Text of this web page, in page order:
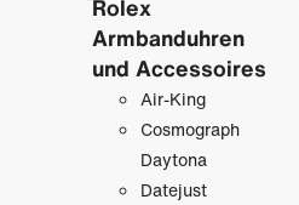
Rolex
Armbanduhren
und Accessoires
Air-King
Cosmograph
Daytona
Datejust